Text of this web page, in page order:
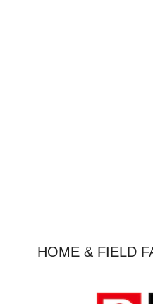
HOME & FIELD